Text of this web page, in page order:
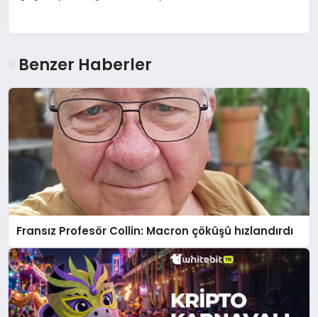
Benzer Haberler
Fransız Profesör Collin: Macron çöküşü hızlandırdı